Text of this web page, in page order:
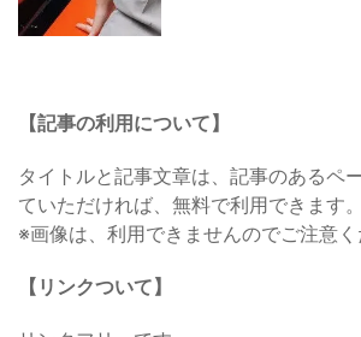
【記事の利用について】
タイトルと記事文章は、記事のあるペ
ていただければ、無料で利用できます。
※画像は、利用できませんのでご注意く
【リンクついて】